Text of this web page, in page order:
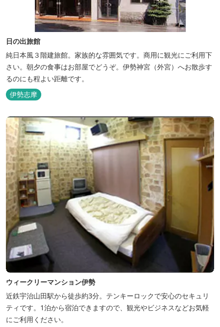
日の出旅館
純日本風３階建旅館。家族的な雰囲気です。商用に観光にご利用下
さい。朝夕の食事はお部屋でどうぞ。伊勢神宮（外宮）へお散歩す
るのにも程よい距離です。
伊勢志摩
ウィークリーマンション伊勢
近鉄宇治山田駅から徒歩約3分。テンキーロックで安心のセキュリ
ティです。1泊から宿泊できますので、観光やビジネスなどお気軽
にご利用ください。